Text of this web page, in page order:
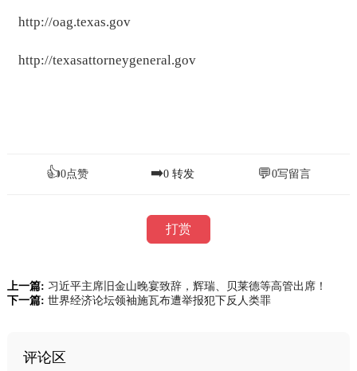
http://oag.texas.gov
http://texasattorneygeneral.gov
👍0点赞 ➡️0 转发 💬0写留言
打赏
上一篇: 习近平主席旧金山晚宴致辞，辉瑞、贝莱德等高管出席！
下一篇: 世界经济论坛领袖施瓦布遭举报犯下反人类罪
评论区